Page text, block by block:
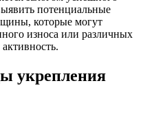
потенциальные
которые могут
износа или различных
укрепления